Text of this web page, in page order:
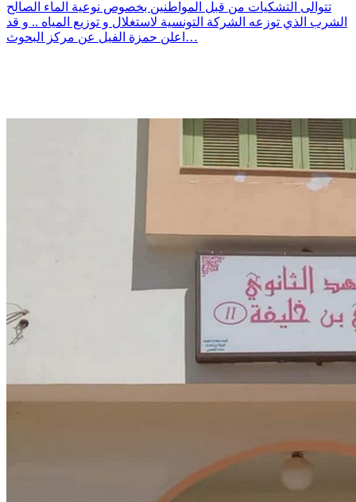
تتوالى التشكيات من قبل المواطنين بخصوص نوعية الماء الصالح
الشرب الذي توزعه الشركة التونسية لاستغلال و توزيع المياه .. و قد
اعلن حمزة الفيل عن مركز البحوث…